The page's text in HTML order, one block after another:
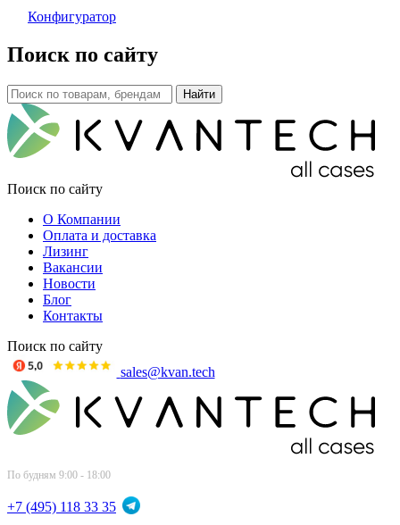
Конфигуратор
Поиск по сайту
Поиск по сайту
О Компании
Оплата и доставка
Лизинг
Вакансии
Новости
Блог
Контакты
Поиск по сайту
sales@kvan.tech
По будням 9:00 - 18:00
+7 (495) 118 33 35